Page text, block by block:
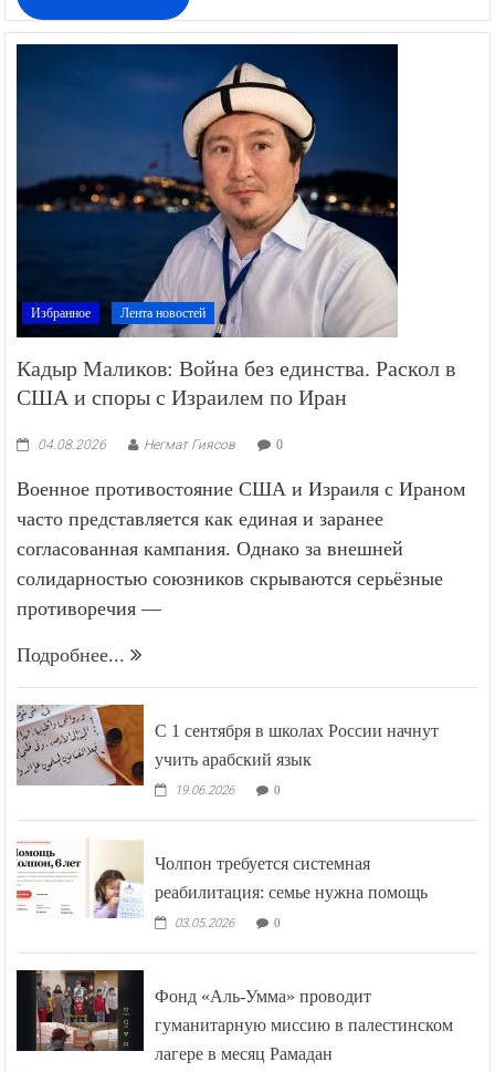
Избранное Лента новостей
Кадыр Маликов: Война без единства. Раскол в
США и споры с Израилем по Иран
04.08.2026 Негмат Гиясов 0
Военное противостояние США и Израиля с Ираном
часто представляется как единая и заранее
согласованная кампания. Однако за внешней
солидарностью союзников скрываются серьёзные
противоречия —
Подробнее...
С 1 сентября в школах России начнут
учить арабский язык
19.06.2026 0
Чолпон требуется системная
реабилитация: семье нужна помощь
03.05.2026 0
Фонд «Аль-Умма» проводит
гуманитарную миссию в палестинском
лагере в месяц Рамадан